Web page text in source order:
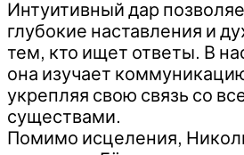
Интуитивный дар
глубокие наставления и
тем, кто ищет ответы. В
она изучает
укрепляя свою связь со
существами.
Помимо исцеления,